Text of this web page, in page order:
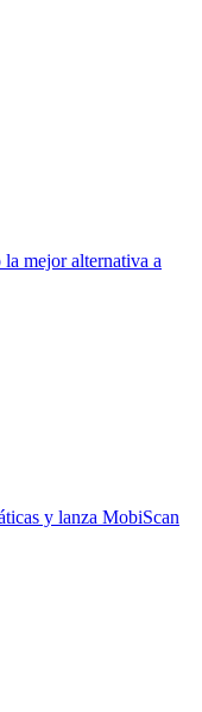
mejor alternativa a
y lanza MobiScan